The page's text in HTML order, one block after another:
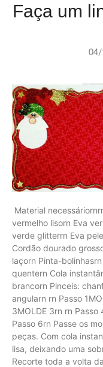
Faça um
04/
Material
vermelho lisorn Eva
verde glitterrn Eva
Cordão dourado
laçorn Pinta-
quentern Cola
brancorn Pinceis:
angularn rn Passo
3MOLDE 3rn rn Passo
Passo 6rn Passe os
peças. Com cola
lisa, deixando uma
Recorte toda a volta